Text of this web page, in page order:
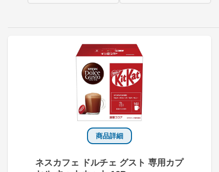
商品詳細
ネスカフェ ドルチェ グスト 専用カプ